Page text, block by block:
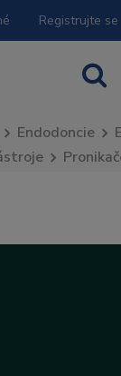
Registrujte se
Endodoncie